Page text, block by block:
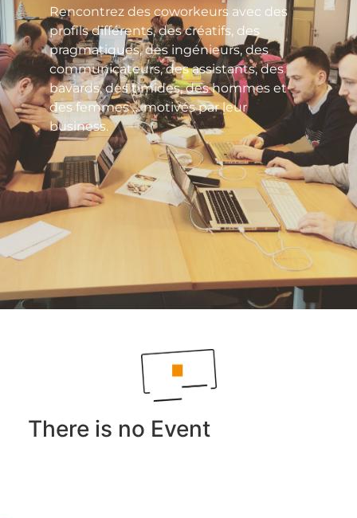
Rencontrez des coworkeurs avec des
profils différents, des créatifs, des
pragmatiques, des ingénieurs, des
communicateurs, des assistants, des
bavards, des timides, des hommes et
des femmes … motivés par leur
business.
There is no Event